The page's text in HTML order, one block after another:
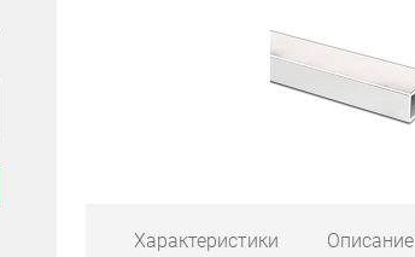
Характеристики Описание